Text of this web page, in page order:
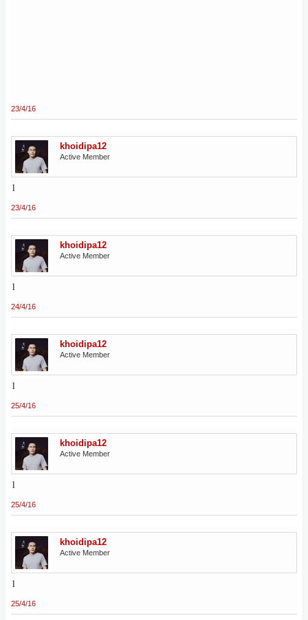
23/4/16
khoidipa12
Active Member
1
23/4/16
khoidipa12
Active Member
1
24/4/16
khoidipa12
Active Member
1
25/4/16
khoidipa12
Active Member
1
25/4/16
khoidipa12
Active Member
1
25/4/16